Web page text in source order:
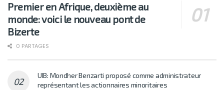
Premier en Afrique, deuxième au
monde: voici le nouveau pont de
Bizerte
0 PARTAGES
UIB: Mondher Benzarti proposé comme administrateur
représentant les actionnaires minoritaires